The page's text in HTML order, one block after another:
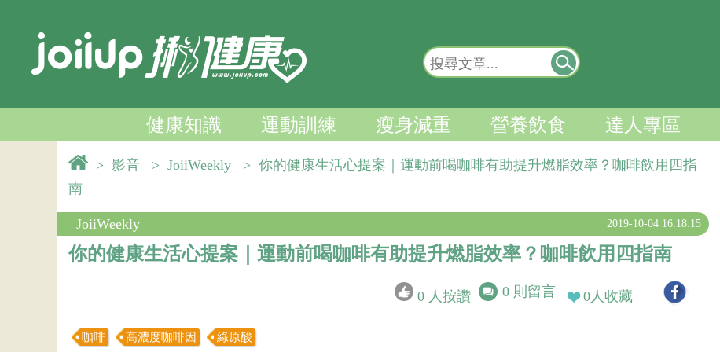
健康知識 運動訓練 瘦身減重 營養飲食 達人專區
> 影音 > JoiiWeekly > 你的健康生活心提案｜運動前喝咖啡有助提升燃脂效率？咖啡飲用四指
南
JoiiWeekly 2019-10-04 16:18:15
你的健康生活心提案｜運動前喝咖啡有助提升燃脂效率？咖啡飲用四指南
0 人按讚 0 則留言 0人收藏
咖啡 高濃度咖啡因 綠原酸